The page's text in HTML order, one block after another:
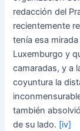
redacción del
recientemente
tenía esa
Luxemburgo y
camaradas, y a
coyuntura la
también
de su lado. [iv]